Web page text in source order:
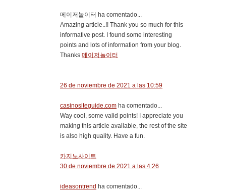
메이저놀이터 ha comentado...
Amazing article..!! Thank you so much for this
informative post. I found some interesting
points and lots of information from your blog.
Thanks 메이저놀이터
26 de noviembre de 2021 a las 10:59
casinositeguide.com ha comentado...
Way cool, some valid points! I appreciate you
making this article available, the rest of the site
is also high quality. Have a fun.
카지노사이트
30 de noviembre de 2021 a las 4:26
ideasontrend ha comentado...